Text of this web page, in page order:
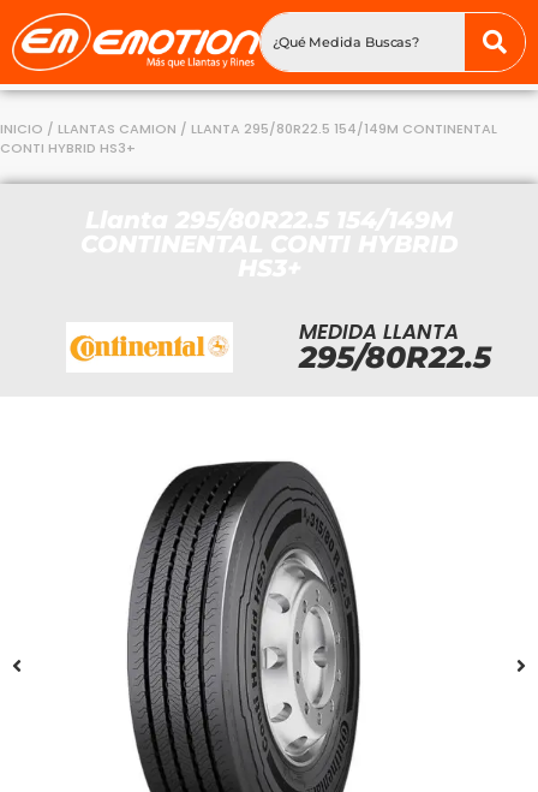
INICIO / LLANTAS CAMION / LLANTA 295/80R22.5 154/149M CONTINENTAL
CONTI HYBRID HS3+
MEDIDA LLANTA
295/80R22.5